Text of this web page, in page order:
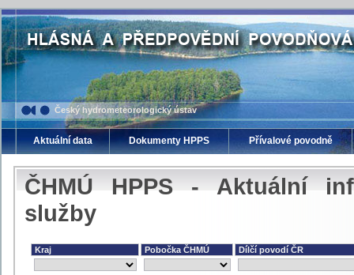
Český hydrometeorologický ústav
Aktuální data Dokumenty HPPS Přívalové povodně
ČHMÚ HPPS - Aktuální
služby
Kraj Pobočka ČHMÚ Dílčí povodí ČR